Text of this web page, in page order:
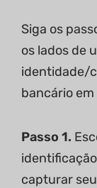
Siga os
os lados de
identidade/
bancário
Passo 1.
capturar